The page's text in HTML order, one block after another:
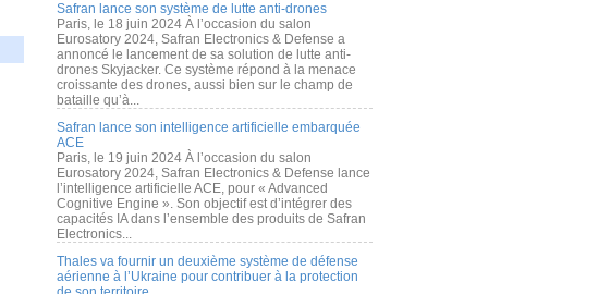
Safran lance son système de lutte anti-drones
Paris, le 18 juin 2024 À l’occasion du salon
Eurosatory 2024, Safran Electronics & Defense a
annoncé le lancement de sa solution de lutte anti-
drones Skyjacker. Ce système répond à la menace
croissante des drones, aussi bien sur le champ de
bataille qu’à...
Safran lance son intelligence artificielle embarquée
ACE
Paris, le 19 juin 2024 À l’occasion du salon
Eurosatory 2024, Safran Electronics & Defense lance
l’intelligence artificielle ACE, pour « Advanced
Cognitive Engine ». Son objectif est d’intégrer des
capacités IA dans l’ensemble des produits de Safran
Electronics...
Thales va fournir un deuxième système de défense
aérienne à l’Ukraine pour contribuer à la protection